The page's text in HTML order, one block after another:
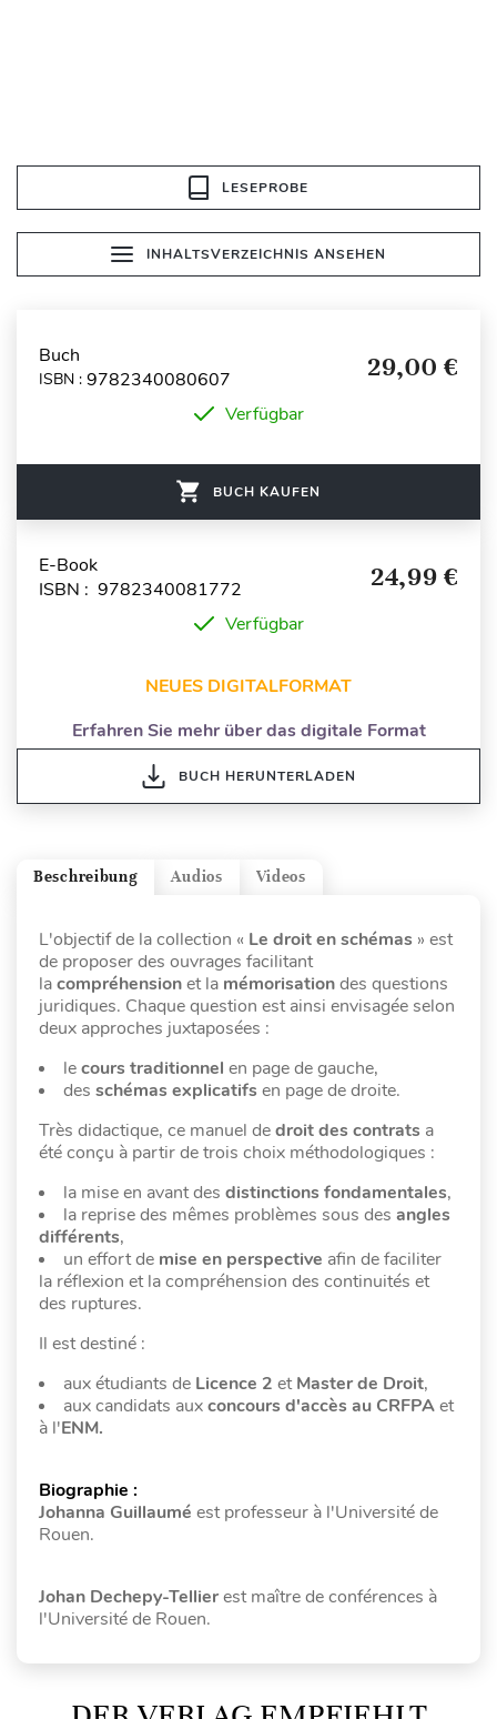
LESEPROBE
INHALTSVERZEICHNIS ANSEHEN
Buch
ISBN : 9782340080607 29,00 €
Verfügbar
BUCH KAUFEN
E-Book
ISBN : 9782340081772
24,99 €
Verfügbar
NEUES DIGITALFORMAT
Erfahren Sie mehr über das digitale Format
BUCH HERUNTERLADEN
Videos
Audios
Beschreibung
L'objectif de la collection « Le droit en schémas » est
de proposer des ouvrages facilitant
lacompréhensionet la mémorisationdes questions
juridiques. Chaque question est ainsi envisagée selon
deux approches juxtaposées :
lecours traditionnel en page de gauche,
des schémas explicatifs en page de droite.
Très didactique, ce manuel dedroit des contrats a
été conçu à partir de trois choix méthodologiques :
la mise en avant des distinctions fondamentales,
la reprise des mêmes problèmes sous des angles
différents,
un effort de mise en perspective afin de faciliter
la réflexion et la compréhension des continuités et
des ruptures.
Il est destiné :
aux étudiants de Licence 2 etMaster de Droit,
aux candidats auxconcours d'accès au CRFPAet
à l'ENM.
Biographie :
Johanna Guillaumé est professeur à l'Université de
Rouen.
Johan Dechepy-Tellierest maître de conférences à
l'Université de Rouen.